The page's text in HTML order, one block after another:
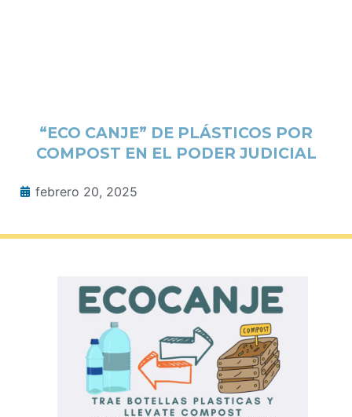
“ECO CANJE” DE PLÁSTICOS POR
COMPOST EN EL PODER JUDICIAL
febrero 20, 2025